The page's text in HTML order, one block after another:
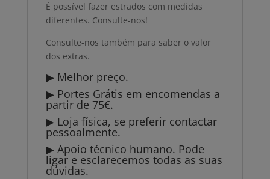
É possível fazer estrados com medidas
diferentes. Consulte-nos!
Consulte-nos também para saber o valor
dos extras.
▶ Melhor preço.
▶ Portes Grátis em encomendas a
partir de 75€.
▶ Loja física, se preferir contactar
pessoalmente.
▶ Apoio técnico humano. Pode
ligar e esclarecemos todas as suas
dúvidas.